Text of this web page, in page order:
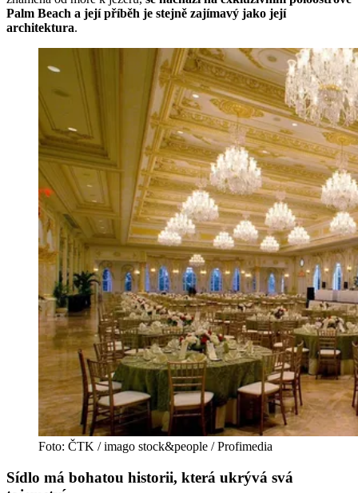
Palm Beach a její příběh je stejně zajímavý jako její
architektura.
Foto: ČTK / imago stock&people / Profimedia
Sídlo má bohatou historii, která ukrývá svá